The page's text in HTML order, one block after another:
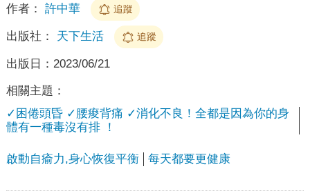
作者： 許中華 追蹤
出版社： 天下生活 追蹤
出版日： 2023/06/21
相關主題：
✓困倦頭昏 ✓腰痠背痛 ✓消化不良！全都是因為你的身
體有一種毒沒有排 ！
啟動自瘉力,身心恢復平衡 每天都要更健康